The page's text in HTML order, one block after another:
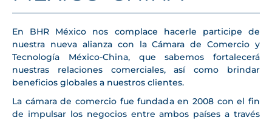
En BHR México nos complace hacerle participe de
nuestra nueva alianza con la Cámara de Comercio y
Tecnología México-China, que sabemos fortalecerá
nuestras relaciones comerciales, así como brindar
beneficios globales a nuestros clientes.
La cámara de comercio fue fundada en 2008 con el fin
de impulsar los negocios entre ambos países a través